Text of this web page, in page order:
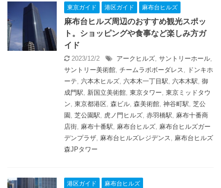
東京ガイド 港区ガイド 麻布台ヒルズ
麻布台ヒルズ周辺のおすすめ観光スポッ
ト。ショッピングや食事など楽しみ方ガ
イド
2023/12/2 アークヒルズ, サントリーホール,
サントリー美術館, チームラボボーダレス, ドンキホ
ーテ, 六本木ヒルズ, 六本木一丁目駅, 六本木駅, 御
成門駅, 新国立美術館, 東京タワー, 東京ミッドタウ
ン, 東京都港区, 森ビル, 森美術館, 神谷町駅, 芝公
園 , 芝公園駅, 虎ノ門ヒルズ, 赤羽橋駅, 麻布十番商
店街, 麻布十番駅, 麻布台ヒルズ, 麻布台ヒルズガー
デンプラザ, 麻布台ヒルズレジデンス, 麻布台ヒルズ
森JPタワー
港区ガイド 麻布台ヒルズ